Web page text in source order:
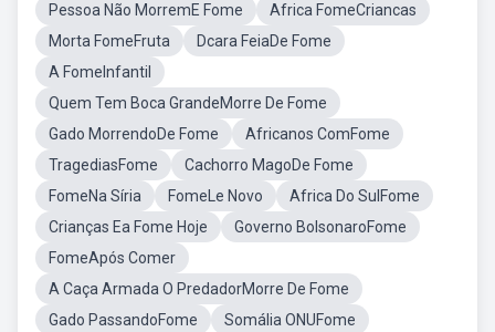
Pessoa Não MorremE Fome
Africa FomeCriancas
Morta FomeFruta
Dcara FeiaDe Fome
A FomeInfantil
Quem Tem Boca GrandeMorre De Fome
Gado MorrendoDe Fome
Africanos ComFome
TragediasFome
Cachorro MagoDe Fome
FomeNa Síria
FomeLe Novo
Africa Do SulFome
Crianças Ea Fome Hoje
Governo BolsonaroFome
FomeApós Comer
A Caça Armada O PredadorMorre De Fome
Gado PassandoFome
Somália ONUFome